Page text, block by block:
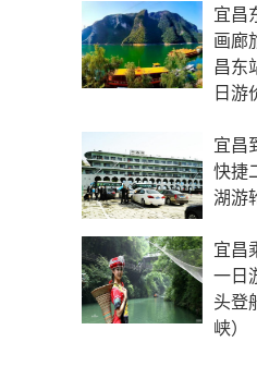
宜昌
画廊
昌东
日游
宜昌
快捷
湖游
宜昌
一日
头登
峡）